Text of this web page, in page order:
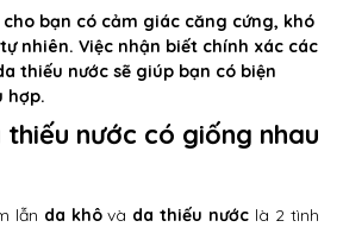
bạn có cảm giác căng cứng, khó
nhiên. Việc nhận biết chính xác các
thiếu nước sẽ giúp bạn có biện
hợp.
nước có giống nhau
lẫn da khôvà da thiếu nước là 2 tình